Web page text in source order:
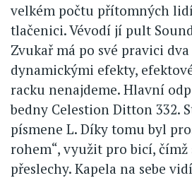
velkém počtu přítomných
tlačenici. Vévodí jí pult
Zvukař má po své pravici dva
dynamickými efekty,
racku nenajdeme. Hlavní
bedny Celestion Ditton 332.
písmene L. Díky tomu byl
rohem“, využit pro bicí, čímž
přeslechy. Kapela na sebe